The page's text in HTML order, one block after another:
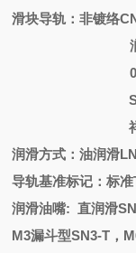
滑块导轨：非镀络
润滑方式：油润滑
导轨基准标记：标准
润滑油嘴: 直润滑
M3漏斗型SN3-T，